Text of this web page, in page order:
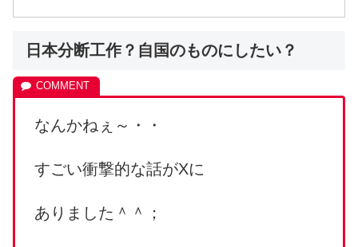
日本分断工作？自国のものにしたい？
なんかねぇ～・・
すごい衝撃的な話がXに
ありました＾＾；